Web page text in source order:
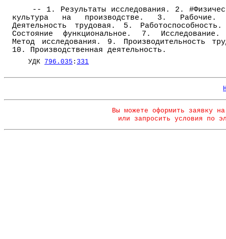
-- 1. Результаты исследования. 2.
культура на производстве. 3.
Деятельность трудовая. 5.
Состояние функциональное. 7.
Метод исследования. 9. Производительность
10. Производственная деятельность.
УДК 796.035 : 331
Вы можете оформить заявку
или запросить условия по